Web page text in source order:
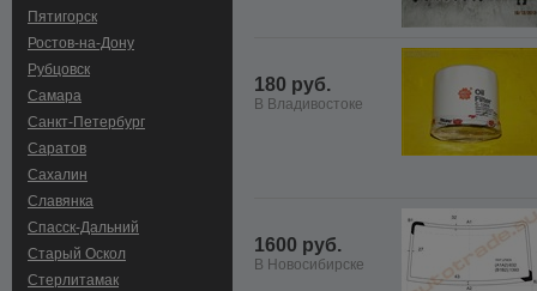
Пятигорск
Ростов-на-Дону
Рубцовск
Самара
Санкт-Петербург
Саратов
Сахалин
Славянка
Спасск-Дальний
Старый Оскол
Стерлитамак
180 руб.
В Владивостоке
1600 руб.
В Новосибирске